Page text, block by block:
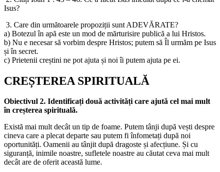
Isus?
3. Care din următoarele propoziții sunt ADEVĂRATE?
a) Botezul în apă este un mod de mărturisire publică a lui Hristos.
b) Nu e necesar să vorbim despre Hristos; putem să Îl urmăm pe Isus
și în secret.
c) Prietenii creștini ne pot ajuta și noi îi putem ajuta pe ei.
CREȘTEREA SPIRITUALĂ
Obiectivul 2. Identificați două activități care ajută cel mai mult
în creșterea spirituală.
Există mai mult decât un tip de foame. Putem tânji după vești despre
cineva care a plecat departe sau putem fi înfometați după noi
oportunități. Oamenii au tânjit după dragoste și afecțiune. Și cu
siguranță, inimile noastre, sufletele noastre au căutat ceva mai mult
decât are de oferit această lume.